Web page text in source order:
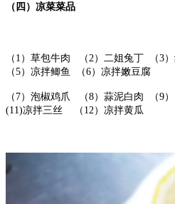
（四）凉菜菜品
（1）草包牛肉 （2）二姐兔丁 （3
（5）凉拌鲫鱼 （6）凉拌嫩豆腐
（7）泡椒鸡爪 （8）蒜泥白肉 （9
(11)凉拌三丝 （12）凉拌黄瓜